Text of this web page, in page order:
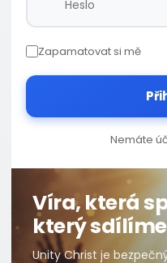
Zapamatovat si mě
Nemáte
Víra, která
který
Unity Christ je